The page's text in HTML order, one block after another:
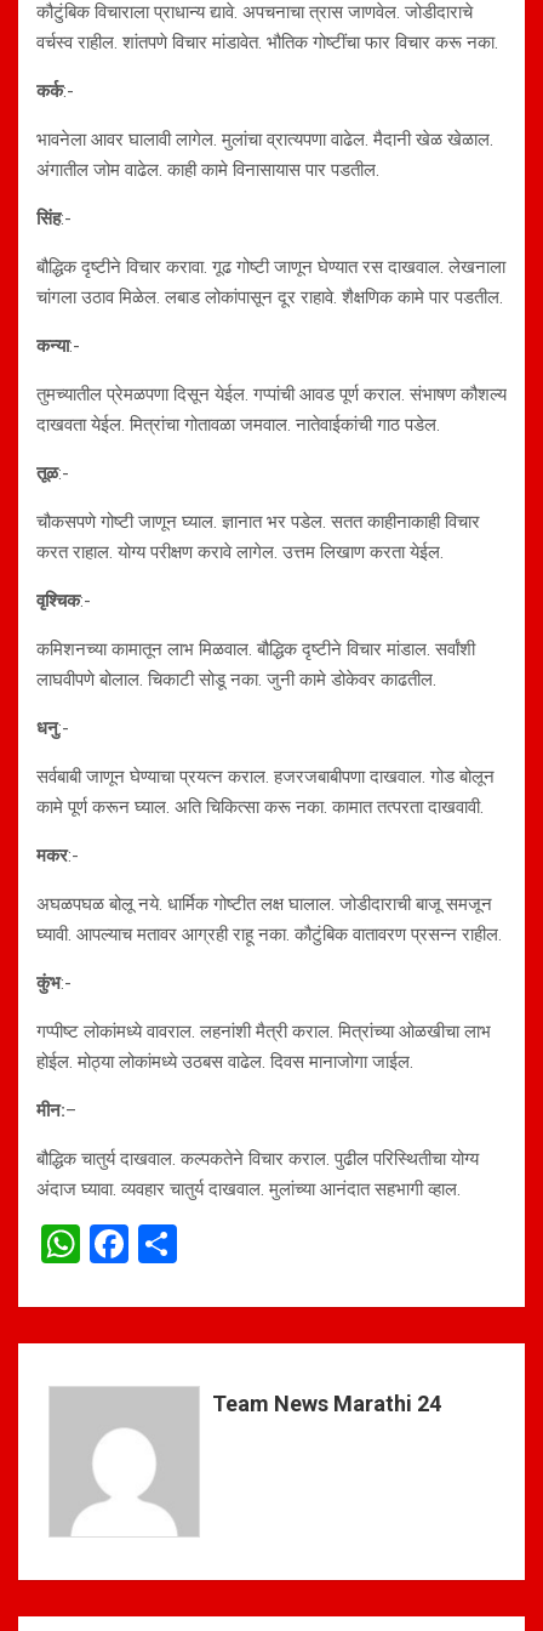
कौटुंबिक विचाराला प्राधान्य द्यावे. अपचनाचा त्रास जाणवेल. जोडीदाराचे
वर्चस्व राहील. शांतपणे विचार मांडावेत. भौतिक गोष्टींचा फार विचार करू नका.
कर्क:-
भावनेला आवर घालावी लागेल. मुलांचा व्रात्यपणा वाढेल. मैदानी खेळ खेळाल.
अंगातील जोम वाढेल. काही कामे विनासायास पार पडतील.
सिंह:-
बौद्धिक दृष्टीने विचार करावा. गूढ गोष्टी जाणून घेण्यात रस दाखवाल. लेखनाला
चांगला उठाव मिळेल. लबाड लोकांपासून दूर राहावे. शैक्षणिक कामे पार पडतील.
कन्या:-
तुमच्यातील प्रेमळपणा दिसून येईल. गप्पांची आवड पूर्ण कराल. संभाषण कौशल्य
दाखवता येईल. मित्रांचा गोतावळा जमवाल. नातेवाईकांची गाठ पडेल.
तूळ:-
चौकसपणे गोष्टी जाणून घ्याल. ज्ञानात भर पडेल. सतत काहीनाकाही विचार
करत राहाल. योग्य परीक्षण करावे लागेल. उत्तम लिखाण करता येईल.
वृश्चिक:-
कमिशनच्या कामातून लाभ मिळवाल. बौद्धिक दृष्टीने विचार मांडाल. सर्वांशी
लाघवीपणे बोलाल. चिकाटी सोडू नका. जुनी कामे डोकेवर काढतील.
धनु:-
सर्वबाबी जाणून घेण्याचा प्रयत्न कराल. हजरजबाबीपणा दाखवाल. गोड बोलून
कामे पूर्ण करून घ्याल. अति चिकित्सा करू नका. कामात तत्परता दाखवावी.
मकर:-
अघळपघळ बोलू नये. धार्मिक गोष्टीत लक्ष घालाल. जोडीदाराची बाजू समजून
घ्यावी. आपल्याच मतावर आग्रही राहू नका. कौटुंबिक वातावरण प्रसन्न राहील.
कुंभ:-
गप्पीष्ट लोकांमध्ये वावराल. लहनांशी मैत्री कराल. मित्रांच्या ओळखीचा लाभ
होईल. मोठ्या लोकांमध्ये उठबस वाढेल. दिवस मानाजोगा जाईल.
मीन:–
बौद्धिक चातुर्य दाखवाल. कल्पकतेने विचार कराल. पुढील परिस्थितीचा योग्य
अंदाज घ्यावा. व्यवहार चातुर्य दाखवाल. मुलांच्या आनंदात सहभागी व्हाल.
W
at
A
p
p
F
ce
o
o
k
ar
Team News Marathi 24